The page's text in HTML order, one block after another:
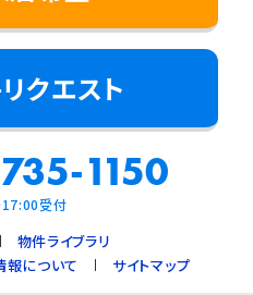
クエスト
1150
受付
物件ライブラリ
報について サイトマップ